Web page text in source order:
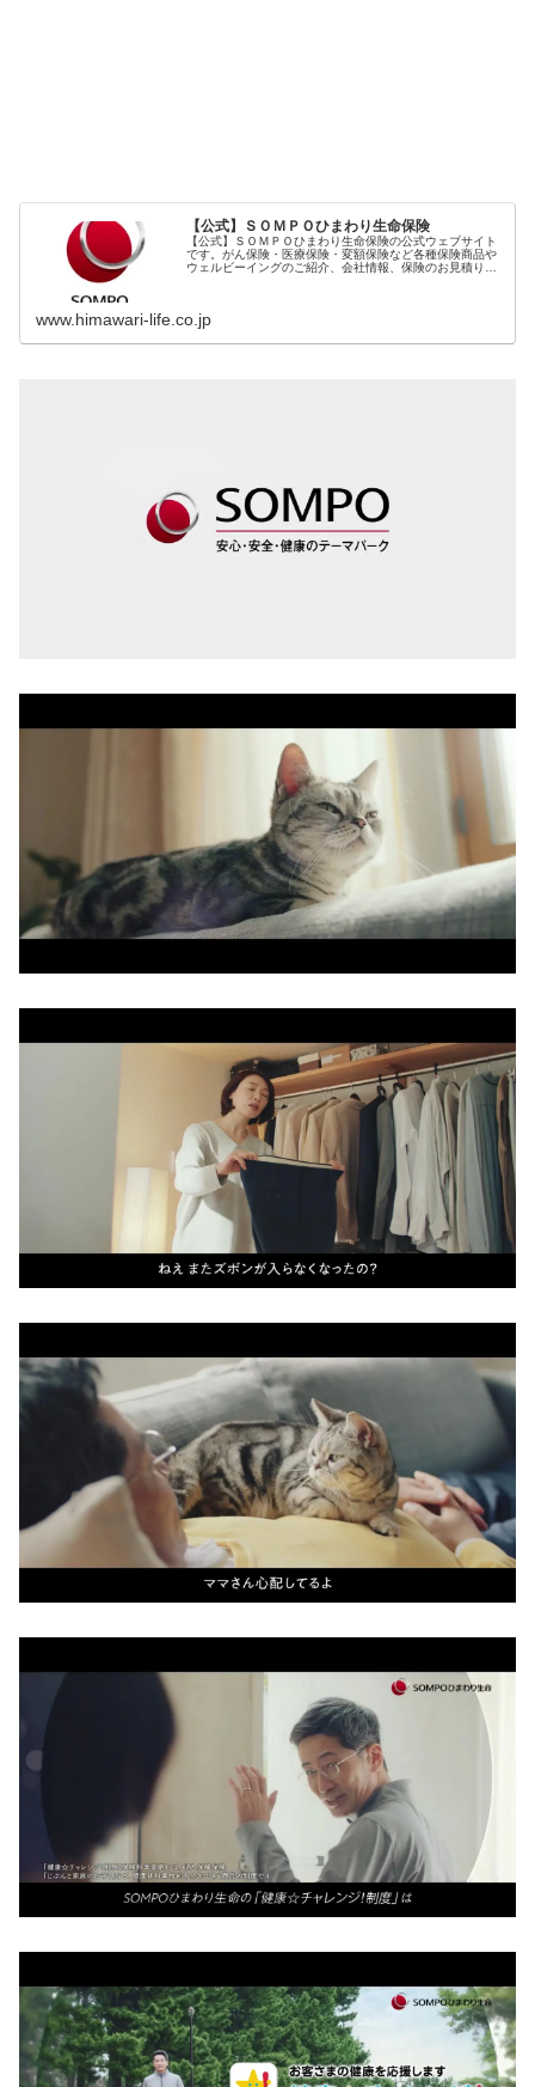
【公式】ＳＯＭＰＯひまわり生命保険
【公式】ＳＯＭＰＯひまわり生命保険の公式ウェブサイト
です。がん保険・医療保険・変額保険など各種保険商品や
ウェルビーイングのご紹介、会社情報、保険のお見積りや
www.himawari-life.co.jp